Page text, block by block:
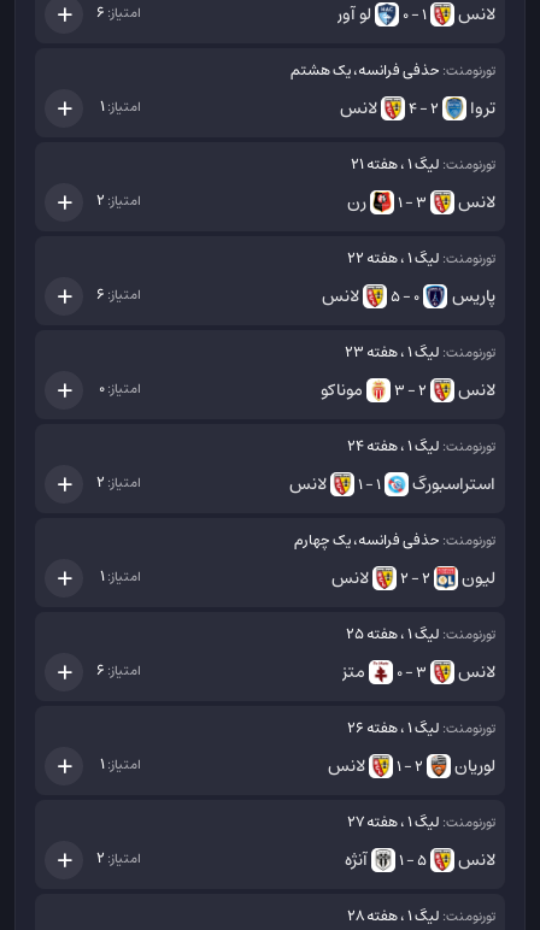
لانس 1 - 0 لو آور امتیاز: 6
تورنومنت: حذفی فرانسه، یک هشتم
تروا 2 - 4 لانس امتیاز:1
تورنومنت: لیگ 1 ، هفته 21
لانس 3 - 1 رن امتیاز: 2
تورنومنت: لیگ 1 ، هفته 22
پاریس 0 - 5 لانس امتیاز: 6
تورنومنت: لیگ 1 ، هفته 23
لانس 2 - 3 موناکو امتیاز:0
تورنومنت: لیگ 1 ، هفته 24
استراسبورگ 1 - 1 لانس امتیاز: 2
تورنومنت: حذفی فرانسه، یک چهارم
لیون 2 - 2 لانس امتیاز:1
تورنومنت: لیگ 1 ، هفته 25
لانس 3 - 0 متز امتیاز: 6
تورنومنت: لیگ 1 ، هفته 26
لوریان 2 - 1 لانس امتیاز:1
تورنومنت: لیگ 1 ، هفته 27
لانس 5 - 1 آنژه امتیاز: 2
تورنومنت: لیگ 1 ، هفته 28